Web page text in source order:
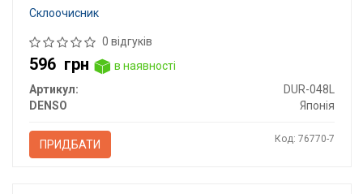
Склоочисник
0 відгуків
596 грн
в наявності
Артикул:
DUR-048L
DENSO
Японія
ПРИДБАТИ Код: 76770-7